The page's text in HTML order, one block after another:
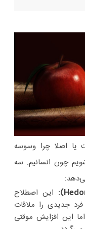
یا اصلا چرا وسوسه
چون انسانیم. سه
این اصطلاح
جدیدی را ملاقات
این افزایش موقتی